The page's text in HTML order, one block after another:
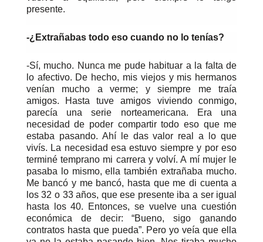
presente.
-¿Extrañabas todo eso cuando no lo tenías?
-Sí, mucho. Nunca me pude habituar a la falta de
lo afectivo. De hecho, mis viejos y mis hermanos
venían mucho a verme; y siempre me traía
amigos. Hasta tuve amigos viviendo conmigo,
parecía una serie norteamericana. Era una
necesidad de poder compartir todo eso que me
estaba pasando. Ahí le das valor real a lo que
vivís. La necesidad esa estuvo siempre y por eso
terminé temprano mi carrera y volví. A mí mujer le
pasaba lo mismo, ella también extrañaba mucho.
Me bancó y me bancó, hasta que me di cuenta a
los 32 o 33 años, que ese presente iba a ser igual
hasta los 40. Entonces, se vuelve una cuestión
económica de decir: “Bueno, sigo ganando
contratos hasta que pueda”. Pero yo veía que ella